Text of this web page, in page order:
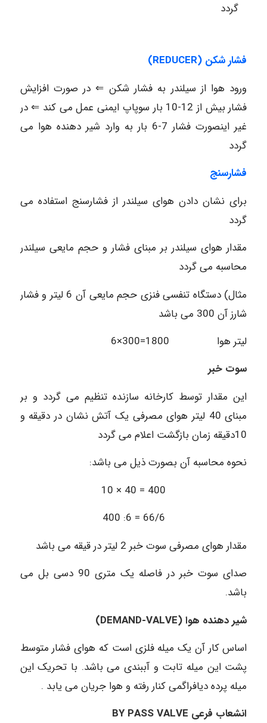
گردد
فشار شکن (REDUCER)
ورود هوا از سیلندر به فشار شکن ⇐ در صورت افزایش
فشار بیش از 12-10 بار سوپاپ ایمنی عمل می کند ⇐ در
غیر اینصورت فشار 7-6 بار به وارد شیر دهنده هوا می
گردد
فشارسنج
برای نشان دادن هوای سیلندر از فشارسنج استفاده می
گردد
مقدار هوای سیلندر بر مبنای فشار و حجم مایعی سیلندر
محاسبه می گردد
مثال) دستگاه تنفسی فنزی حجم مایعی آن 6 لیتر و فشار
شارز آن 300 می باشد
لیتر هوا 1800=300×6
سوت خبر
این مقدار توسط کارخانه سازنده تنظیم می گردد و بر
مبنای 40 لیتر هوای مصرفی یک آتش نشان در دقیقه و
10دقیقه زمان بازگشت اعلام می گردد
نحوه محاسبه آن بصورت ذیل می باشد:
400 = 40 × 10
66/6 = 6: 400
مقدار هوای مصرفی سوت خبر 2 لیتر در قیقه می باشد
صدای سوت خبر در فاصله یک متری 90 دسی بل می
باشد.
شیر دهنده هوا (DEMAND-VALVE)
اساس کار آن یک میله فلزی است که هوای فشار متوسط
پشت این میله تابت و آببندی می باشد. با تحریک این
میله پرده دیافراگمی کنار رفته و هوا جریان می یابد .
انشعاب فرعی BY PASS VALVE